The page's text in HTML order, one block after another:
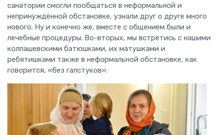
санатории смогли пообщаться в неформальной и
непринуждённой обстановке, узнали друг о друге много
нового. Ну и конечно же, вместе с общением были и
лечебные процедуры. Во-вторых, мы встретись с нашими
колпашевскими батюшками, их матушками и
ребятишками также в неформальной обстановке, как
говорится, «без галстуков».